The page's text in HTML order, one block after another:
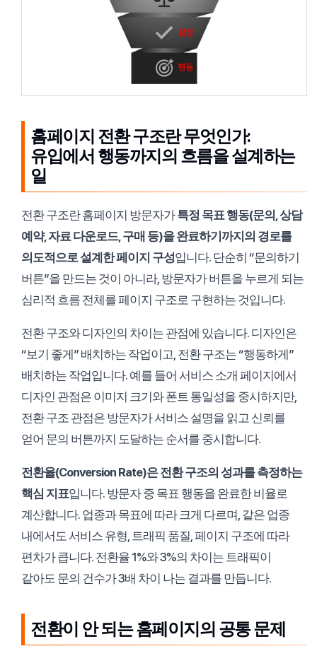
홈페이지 전환 구조란 무엇인가:
유입에서 행동까지의 흐름을 설계하는
일
전환 구조란 홈페이지 방문자가특정 목표 행동(문의, 상담
예약, 자료 다운로드, 구매 등)을 완료하기까지의 경로를
의도적으로 설계한 페이지 구성입니다. 단순히 “문의하기
버튼”을 만드는 것이 아니라, 방문자가 버튼을 누르게 되는
심리적 흐름 전체를 페이지 구조로 구현하는 것입니다.
전환 구조와 디자인의 차이는 관점에 있습니다. 디자인은
“보기 좋게” 배치하는 작업이고, 전환 구조는 “행동하게”
배치하는 작업입니다. 예를 들어 서비스 소개 페이지에서
디자인 관점은 이미지 크기와 폰트 통일성을 중시하지만,
전환 구조 관점은 방문자가 서비스 설명을 읽고 신뢰를
얻어 문의 버튼까지 도달하는 순서를 중시합니다.
전환율(Conversion Rate)은 전환 구조의 성과를 측정하는
핵심 지표입니다. 방문자 중 목표 행동을 완료한 비율로
계산합니다. 업종과 목표에 따라 크게 다르며, 같은 업종
내에서도 서비스 유형, 트래픽 품질, 페이지 구조에 따라
편차가 큽니다. 전환율 1%와 3%의 차이는 트래픽이
같아도 문의 건수가 3배 차이 나는 결과를 만듭니다.
전환이 안 되는 홈페이지의 공통 문제